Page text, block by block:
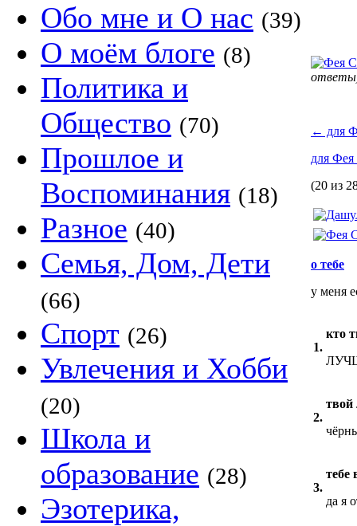
Обо мне и О нас (39)
О моём блоге (8)
Политика и
Общество (70)
Прошлое и
Воспоминания (18)
Разное (40)
Семья, Дом, Дети
(66)
Спорт (26)
Увлечения и Хобби
(20)
Школа и
образование (28)
Эзотерика,
← для
для
(20 из
о тебе
у меня
1.
кто
2.
3.
тебе
да я